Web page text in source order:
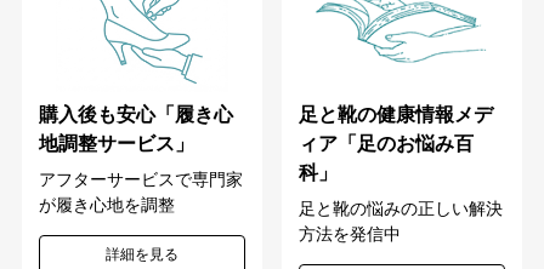
購入後も安心「履き心
地調整サービス」
アフターサービスで専門家
が履き心地を調整
詳細を見る
足と靴の健康情報メデ
ィア「足のお悩み百
科」
足と靴の悩みの正しい解決
方法を発信中